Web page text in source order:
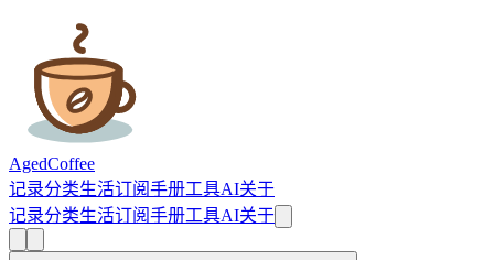
AgedCoffee
记录分类生活订阅手册工具AI关于
记录分类生活订阅手册工具AI关于